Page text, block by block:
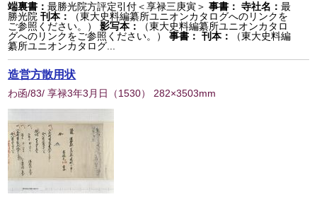
端裏書：最勝光院方評定引付＜享禄三庚寅＞ 事書： 寺社名：最
勝光院 刊本：
（東大史料編纂所ユニオンカタログへのリンクを
ご参照ください。）
影写本：
（東大史料編纂所ユニオンカタロ
グへのリンクをご参照ください。）
事書： 刊本：
（東大史料編
纂所ユニオンカタログ...
造営方散用状
わ函/83/ 享禄3年3月日 （1530） 282×3503mm